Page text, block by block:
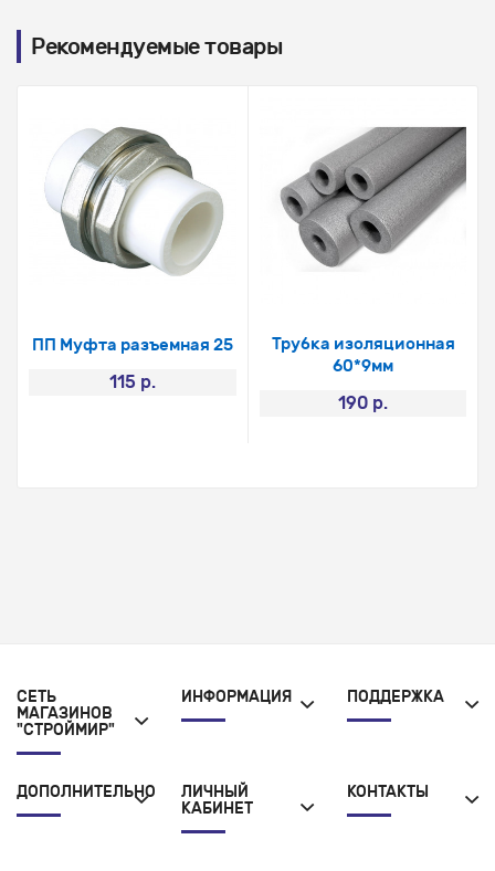
Рекомендуемые товары
ПП Муфта разъемная 25
115 р.
Трубка изоляционная
60*9мм
190 р.
СЕТЬ
МАГАЗИНОВ
"СТРОЙМИР"
ИНФОРМАЦИЯ ПОДДЕРЖКА
ДОПОЛНИТЕЛЬНО
ЛИЧНЫЙ
КАБИНЕТ
КОНТАКТЫ